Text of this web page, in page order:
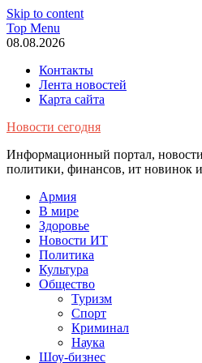
Skip to content
Top Menu
08.08.2026
Контакты
Лента новостей
Карта сайта
Новости сегодня
Информационный портал,
политики, финансов, ит новинок
Армия
В мире
Здоровье
Новости ИТ
Политика
Культура
Общество
Туризм
Спорт
Криминал
Наука
Шоу-бизнес